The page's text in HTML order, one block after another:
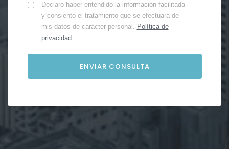
Declaro haber entendido la información facilitada
y consiento el tratamiento que se efectuará de
mis datos de carácter personal. Política de
privacidad.